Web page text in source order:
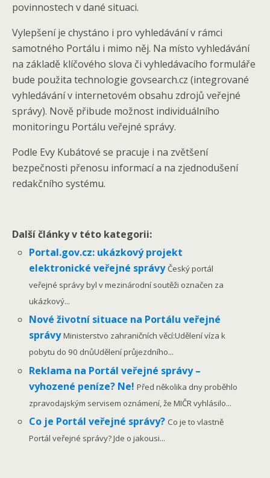
povinnostech v dané situaci.
Vylepšení je chystáno i pro vyhledávání v rámci
samotného Portálu i mimo něj. Na místo vyhledávání
na základě klíčového slova či vyhledávacího formuláře
bude použita technologie govsearch.cz (integrované
vyhledávání v internetovém obsahu zdrojů veřejné
správy). Nově přibude možnost individuálního
monitoringu Portálu veřejné správy.
Podle Evy Kubátové se pracuje i na zvětšení
bezpečnosti přenosu informací a na zjednodušení
redakčního systému.
Další články v této kategorii:
Portal.gov.cz: ukázkový projekt
elektronické veřejné správyČeský portál
veřejné správy byl v mezinárodní soutěži označen za
ukázkový...
Nové životní situace na Portálu veřejné
správyMinisterstvo zahraničních věcí:Udělení víza k
pobytu do 90 dnůUdělení průjezdního...
Reklama na Portál veřejné správy –
vyhozené peníze? Ne!Před několika dny proběhlo
zpravodajským servisem oznámení, že MIČR vyhlásilo...
Co je Portál veřejné správy? Co je to vlastně
Portál veřejné správy? Jde o jakousi...